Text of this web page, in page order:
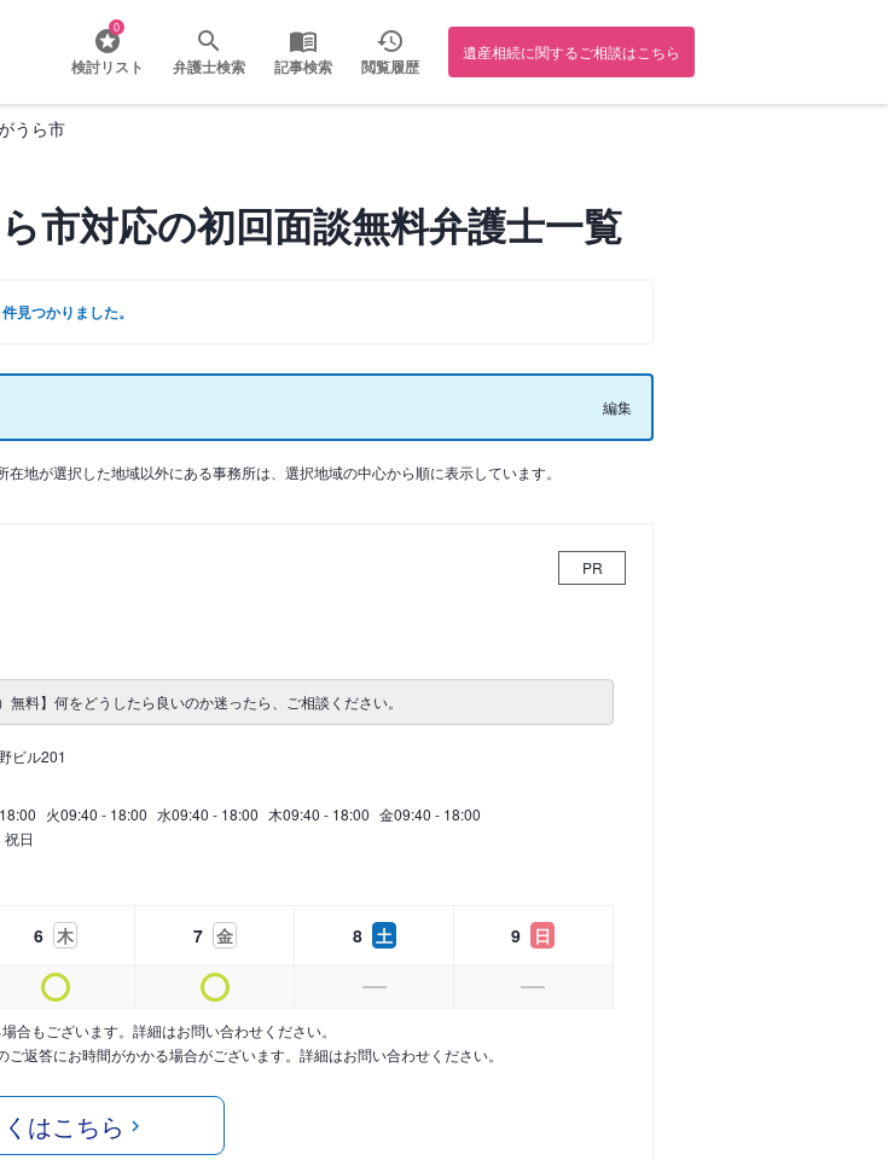
0
検討リスト 弁護士検索 記事検索 閲覧履歴
遺産相続に関するご相談はこちら
うら市
市対応の初回面談無料弁護士一覧
見つかりました。
編集
地が選択した地域以外にある事務所は、選択地域の中心から順に表示しています。
PR
無料】何をどうしたら良いのか迷ったら、ご相談ください。
ビル201
火09:40 - 18:00 水09:40 - 18:00 木09:40 - 18:00 金09:40 - 18:00
祝日
6 木 7 金 8 土 9 日
合もございます。詳細はお問い合わせください。
返答にお時間がかかる場合がございます。詳細はお問い合わせください。
はこちら